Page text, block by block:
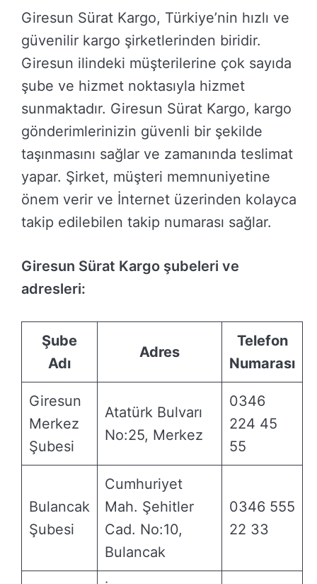
Giresun Sürat Kargo, Türkiye’nin hızlı ve
güvenilir kargo şirketlerinden biridir.
Giresun ilindeki müşterilerine çok sayıda
şube ve hizmet noktasıyla hizmet
sunmaktadır. Giresun Sürat Kargo, kargo
gönderimlerinizin güvenli bir şekilde
taşınmasını sağlar ve zamanında teslimat
yapar. Şirket, müşteri memnuniyetine
önem verir ve İnternet üzerinden kolayca
takip edilebilen takip numarası sağlar.
Giresun Sürat Kargo şubeleri ve
adresleri:
Şube
Adı
Adres
Telefon
Numarası
Giresun
Merkez
Şubesi
Atatürk Bulvarı
No:25, Merkez
0346
224 45
55
Bulancak
Şubesi
Cumhuriyet
Mah. Şehitler
Cad. No:10,
Bulancak
0346 555
22 33